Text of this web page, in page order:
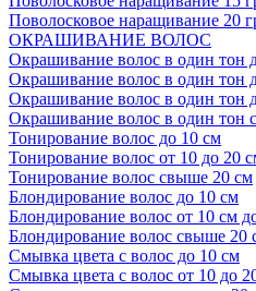
Поволосковое наращивание 20
ОКРАШИВАНИЕ ВОЛОС
Окрашивание волос в один тон
Окрашивание волос в один тон
Окрашивание волос в один тон
Окрашивание волос в один тон
Тонирование волос до 10 см
Тонирование волос от 10 до 20
Тонирование волос свыше 20 см
Блондирование волос до 10 см
Блондирование волос от 10 см
Блондирование волос свыше 20
Смывка цвета с волос до 10 см
Смывка цвета с волос от 10 до